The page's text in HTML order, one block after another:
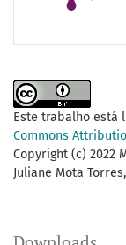
Este trabalho está
Commons
Copyright (c) 2022
Juliane Mota